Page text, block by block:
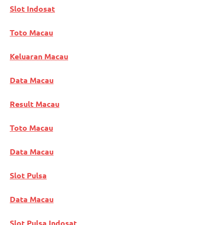
Slot Indosat
Toto Macau
Keluaran Macau
Data Macau
Result Macau
Toto Macau
Data Macau
Slot Pulsa
Data Macau
Slot Pulsa Indosat